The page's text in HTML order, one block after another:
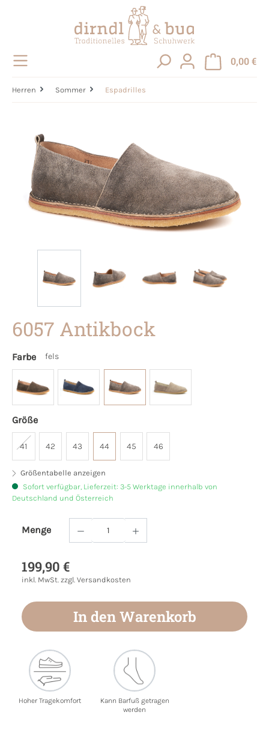
0,00 €
Herren Sommer Espadrilles
6057 Antikbock
Farbe fels
Größe
41 42 43 44 45 46
Größentabelle anzeigen
Sofort verfügbar, Lieferzeit: 3-5 Werktage innerhalb von
Deutschland und Österreich
Menge
Produkt Anzahl: Gib den gewünschten
199,90 €
inkl. MwSt. zzgl. Versandkosten
In den Warenkorb
Hoher Tragekomfort
Kann Barfuß getragen
werden